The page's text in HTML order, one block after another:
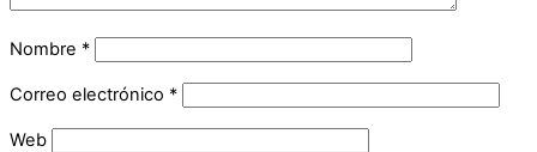
Nombre *
Correo electrónico *
Web